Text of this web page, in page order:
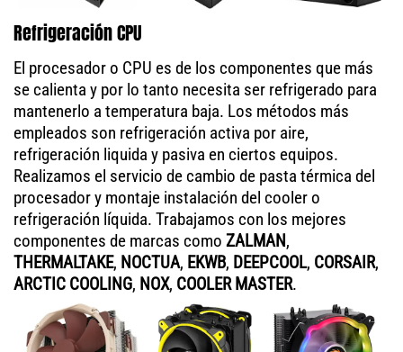
Refrigeración CPU
El procesador o CPU es de los componentes que más
se calienta y por lo tanto necesita ser refrigerado para
mantenerlo a temperatura baja. Los métodos más
empleados son refrigeración activa por aire,
refrigeración liquida y pasiva en ciertos equipos.
Realizamos el servicio de cambio de pasta térmica del
procesador y montaje instalación del cooler o
refrigeración líquida. Trabajamos con los mejores
componentes de marcas como ZALMAN,
THERMALTAKE, NOCTUA, EKWB, DEEPCOOL, CORSAIR,
ARCTIC COOLING, NOX, COOLER MASTER.